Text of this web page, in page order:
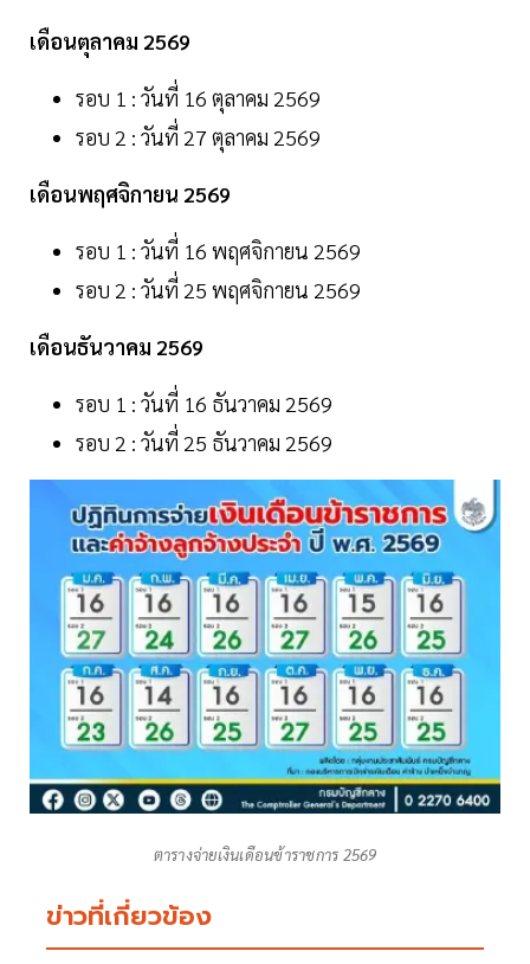
เดือนตุลาคม 2569
รอบ 1 : วันที่ 16 ตุลาคม 2569
รอบ 2 : วันที่ 27 ตุลาคม 2569
เดือนพฤศจิกายน 2569
รอบ 1 : วันที่ 16 พฤศจิกายน 2569
รอบ 2 : วันที่ 25 พฤศจิกายน 2569
เดือนธันวาคม 2569
รอบ 1 : วันที่ 16 ธันวาคม 2569
รอบ 2 : วันที่ 25 ธันวาคม 2569
ตารางจ่ายเงินเดือนข้าราชการ 2569
ข่าวที่เกี่ยวข้อง